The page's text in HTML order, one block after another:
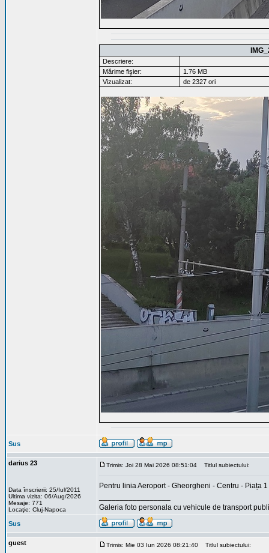
Descriere:
Mărime fişier:
1.76 MB
Vizualizat:
de 2327 ori
Sus
darius 23
Data înscrierii: 25/Iul/2011
Ultima vizita: 06/Aug/2026
Mesaje: 771
Locaţie: Cluj-Napoca
Trimis: Joi 28 Mai 2026 08:51:04 Titlul subiectului:
Pentru linia Aeroport - Gheorgheni - Centru - Piața
Galeria foto personala cu vehicule de transport
Sus
guest Trimis: Mie 03 Iun 2026 08:21:40 Titlul subiectului: